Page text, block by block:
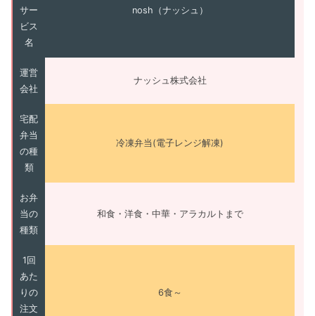
サー
ビス
名
nosh（ナッシュ）
運営
会社
ナッシュ株式会社
宅配
弁当
の種
類
冷凍弁当(電子レンジ解凍)
お弁
当の
種類
和食・洋食・中華・アラカルトまで
1回
あた
りの
注文
6食～